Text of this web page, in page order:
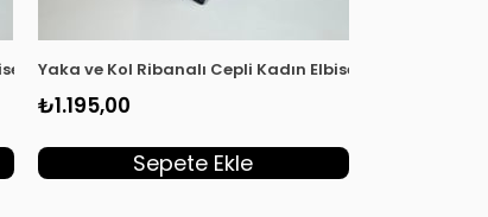
Siyah KADO 251292
Yaka ve Kol Ribanalı Cepli Kadın Elbise Haki KADO
₺1.195,00
Sepete Ekle